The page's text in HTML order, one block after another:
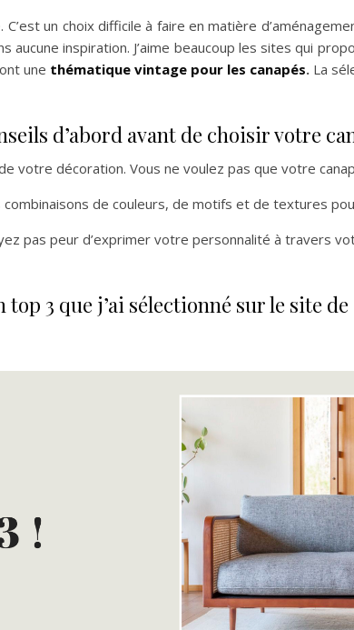
un choix difficile à faire en matière
aucune inspiration. J’aime beaucoup les sites qui
une thématique vintage pour les canapés. La
d’abord avant de choisir votre
votre décoration. Vous ne voulez pas que votre
de couleurs, de motifs et de textures
pas peur d’exprimer votre personnalité à travers
top 3 que j’ai sélectionné sur le site de